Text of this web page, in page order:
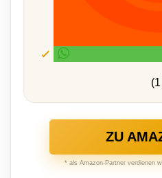
ZU
* als Amazon-Partner verdienen